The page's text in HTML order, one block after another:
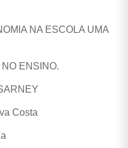
NA ESCOLA UMA
ENSINO.
Costa